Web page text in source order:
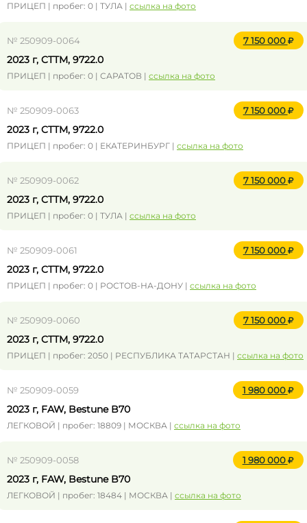
ПРИЦЕП | пробег: 0 | ТУЛА | ссылка на фото
№ 250909-0064 7 150 000
2023 г, CTTM, 9722.0
ПРИЦЕП | пробег: 0 | САРАТОВ | ссылка на фото
№ 250909-0063 7 150 000
2023 г, CTTM, 9722.0
ПРИЦЕП | пробег: 0 | ЕКАТЕРИНБУРГ | ссылка на фото
№ 250909-0062 7 150 000
2023 г, CTTM, 9722.0
ПРИЦЕП | пробег: 0 | ТУЛА | ссылка на фото
№ 250909-0061 7 150 000
2023 г, CTTM, 9722.0
ПРИЦЕП | пробег: 0 | РОСТОВ-НА-ДОНУ | ссылка на фото
№ 250909-0060 7 150 000
2023 г, CTTM, 9722.0
ПРИЦЕП | пробег: 2050 | РЕСПУБЛИКА ТАТАРСТАН | ссылка на фото
№ 250909-0059 1 980 000
2023 г, FAW, Bestune B70
ЛЕГКОВОЙ | пробег: 18809 | МОСКВА | ссылка на фото
№ 250909-0058 1 980 000
2023 г, FAW, Bestune B70
ЛЕГКОВОЙ | пробег: 18484 | МОСКВА | ссылка на фото